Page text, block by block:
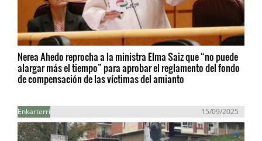
Nerea Ahedo reprocha a la ministra Elma Saiz que “no puede
alargar más el tiempo” para aprobar el reglamento del fondo
de compensación de las víctimas del amianto
Enkarterri 15/09/2025